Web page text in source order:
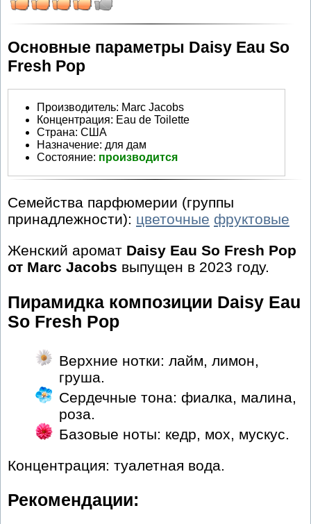
Основные параметры Daisy Eau So
Fresh Pop
Производитель: Marc Jacobs
Концентрация: Eau de Toilette
Страна: США
Назначение: для дам
Состояние: производится
Семейства парфюмерии (группы
принадлежности): цветочные фруктовые
Женский аромат Daisy Eau So Fresh Pop
от Marc Jacobs выпущен в 2023 году.
Пирамидка композиции Daisy Eau
So Fresh Pop
Верхние нотки: лайм, лимон,
груша.
Сердечные тона: фиалка, малина,
роза.
Базовые ноты: кедр, мох, мускус.
Концентрация: туалетная вода.
Рекомендации: